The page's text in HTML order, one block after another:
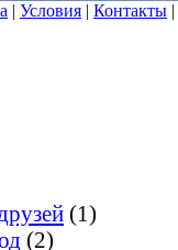
| Условия | Контакты |
(1)
(2)